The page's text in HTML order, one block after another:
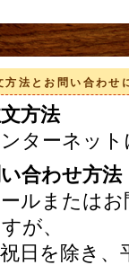
方法とお問い合わせ
方法
ンターネッ
合わせ方法
ールまたは
が、
日を除き